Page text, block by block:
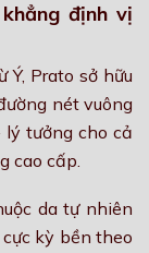
định vị
Prato sở hữu
nét vuông
lý tưởng cho cả
cao cấp.
da tự nhiên
kỳ bền theo